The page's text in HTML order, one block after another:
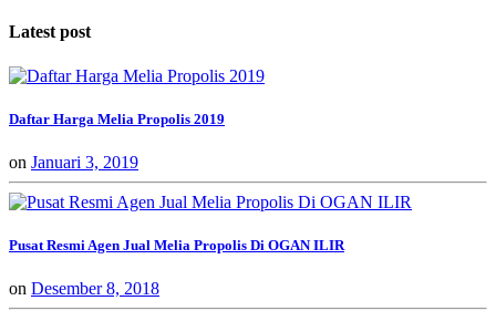
Latest post
Daftar Harga Melia Propolis 2019
on Januari 3, 2019
Pusat Resmi Agen Jual Melia Propolis Di OGAN ILIR
on Desember 8, 2018